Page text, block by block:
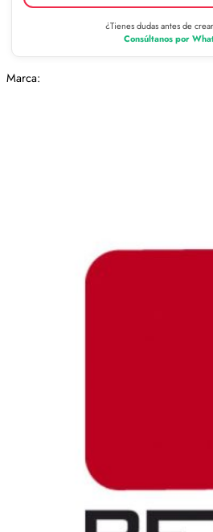
¿Tienes dudas antes de
Consúltanos por
Marca: